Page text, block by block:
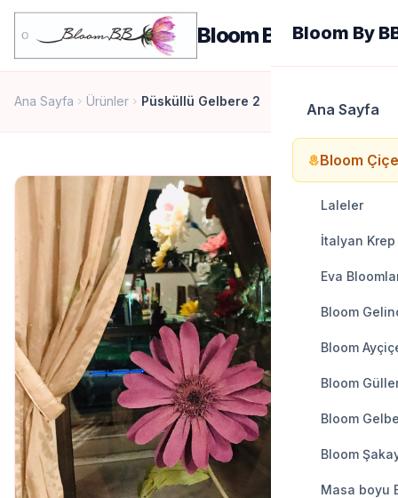
Bloom By BBBloom By
Ana Sayfa
local_floristBloom
Laleler
İtalyan
Eva
Bloom
Bloom
Bloom
Bloom
Bloom
Masa boyu
Ana Sayfa chevron_right Ürünler chevron_right Püsküllü Gelbere 2